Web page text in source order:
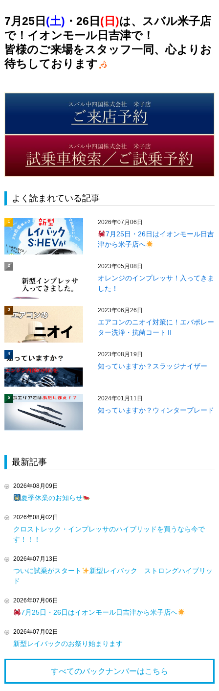
7月25日 (土) ・26日 (日)は、スバル米子店
で！イオンモール日吉津で！
皆様のご来場をスタッフ一同、心よりお
待ちしております
よく読まれている記事
1 2026年07月06日
7月25日・26日はイオンモール日吉
津から米子店へ
2 2023年05月08日
オレンジのインプレッサ！入ってきま
した！
3 2023年06月26日
エアコンのニオイ対策に！エバポレー
ター洗浄・抗菌コートⅡ
4 2023年08月19日
知っていますか？スラッジナイザー
5 2024年01月11日
知っていますか？ウィンターブレード
最新記事
2026年08月09日
夏季休業のお知らせ
2026年08月02日
クロストレック・インプレッサのハイブリッドを買うなら今で
す！！！
2026年07月13日
ついに試乗がスタート
新型レイバック ストロングハイブリッ
ド
2026年07月06日
7月25日・26日はイオンモール日吉津から米子店へ
2026年07月02日
新型レイバックのお祭り始まります
すべてのバックナンバーはこちら